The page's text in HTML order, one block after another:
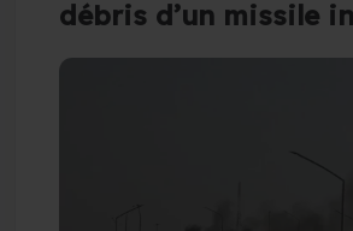
débris d’un missile